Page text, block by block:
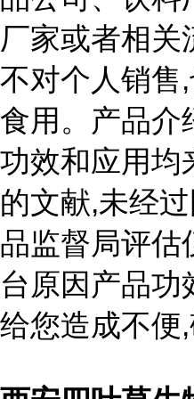
厂家或者相关
不对个人销售,
食用。产品介
功效和应用均
的文献,未经
品监督局评估
台原因产品功
给您造成不便,